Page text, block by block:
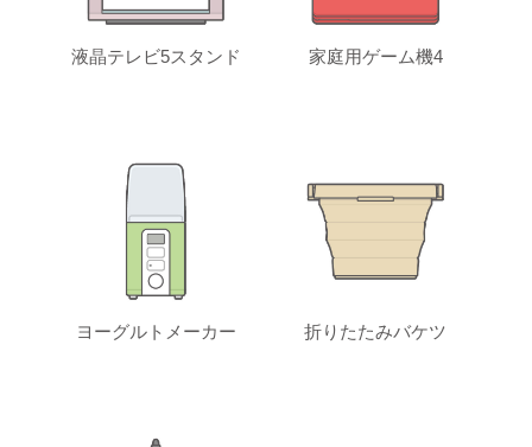
液晶テレビ5スタンド 家庭用ゲーム機4
ヨーグルトメーカー 折りたたみバケツ